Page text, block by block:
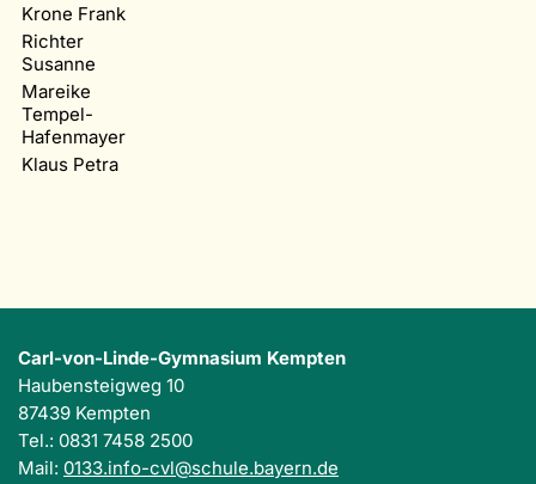
Krone Frank
Richter
Susanne
Mareike
Tempel-
Hafenmayer
Klaus Petra
Carl-von-Linde-Gymnasium Kempten
Haubensteigweg 10
87439 Kempten
Tel.: 0831 7458 2500
Mail: 0133.info-cvl@schule.bayern.de